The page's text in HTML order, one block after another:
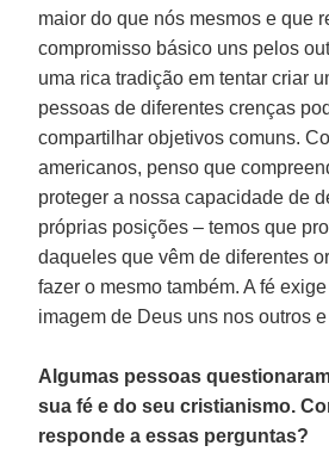
maior do que nós mesmos e que
compromisso básico uns pelos
uma rica tradição em tentar criar
pessoas de diferentes crenças
compartilhar objetivos comuns.
americanos, penso que
proteger a nossa capacidade de
próprias posições – temos que
daqueles que vêm de diferentes
fazer o mesmo também. A fé
imagem de Deus uns nos outros
Algumas pessoas
sua fé e do seu cristianismo.
responde a essas perguntas?